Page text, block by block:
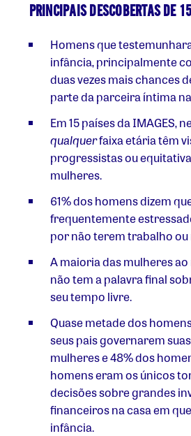
PRINCIPAIS DESCOBERTAS DE
Homens que
infância, principalmente
duas vezes mais chances
parte da parceira íntima
Em 15 países da IMAGES,
qualquerfaixa etária têm
progressistas ou
mulheres.
61% dos homens dizem
frequentemente
por não terem trabalho
A maioria das mulheres
não tem a palavra final
seu tempo livre.
Quase metade dos
seus pais governarem
mulheres e 48% dos
homens eram os únicos
decisões sobre grandes
financeiros na casa em
infância.